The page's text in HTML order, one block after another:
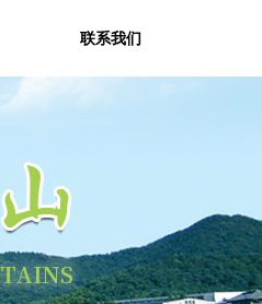
联系我们